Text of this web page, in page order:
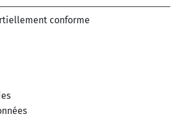
conforme